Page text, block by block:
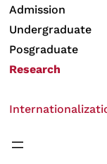
Admission
Undergraduate
Posgraduate
Research